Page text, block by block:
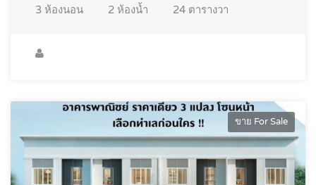
3 ห้องนอน 2 ห้องน้ำ 24 ตารางวา
ขาย For Sale